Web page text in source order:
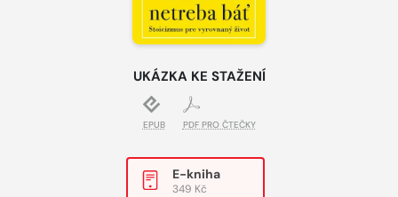
UKÁZKA KE STAŽENÍ
EPUB PDF PRO ČTEČKY
E-kniha
349 Kč